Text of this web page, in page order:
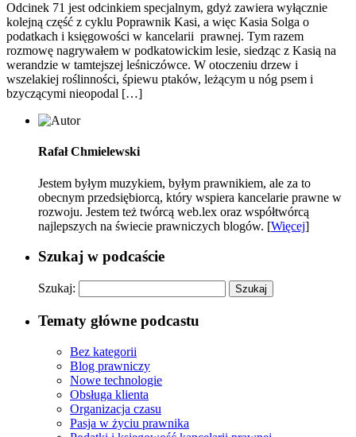
Odcinek 71 jest odcinkiem specjalnym, gdyż zawiera wyłącznie
kolejną część z cyklu Poprawnik Kasi, a więc Kasia Solga o
podatkach i księgowości w kancelarii prawnej. Tym razem
rozmowę nagrywałem w podkatowickim lesie, siedząc z Kasią na
werandzie w tamtejszej leśniczówce. W otoczeniu drzew i
wszelakiej roślinności, śpiewu ptaków, leżącym u nóg psem i
bzyczącymi nieopodal […]
Rafał Chmielewski
Jestem byłym muzykiem, byłym prawnikiem, ale za to
obecnym przedsiębiorcą, który wspiera kancelarie prawne w
rozwoju. Jestem też twórcą web.lex oraz współtwórcą
najlepszych na świecie prawniczych blogów. [Więcej]
Szukaj w podcaście
Szukaj:
Tematy główne podcastu
Bez kategorii
Blog prawniczy
Nowe technologie
Obsługa klienta
Organizacja czasu
Pasja w życiu prawnika